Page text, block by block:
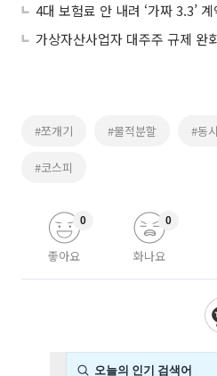
가상자산사업자 대주주 규제 완
#쪼개기 #물적분할 #동
#코스피
좋아요
0
화나요
0